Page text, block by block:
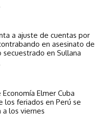
a ajuste de cuentas por
en asesinato de
secuestrado en Sullana
Elmer Cuba
los feriados en Perú se
a los viernes